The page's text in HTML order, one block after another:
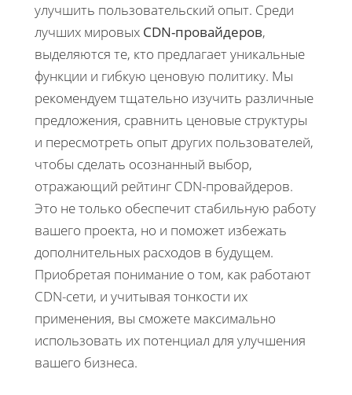
улучшить пользовательский опыт. Среди
лучших мировых CDN-провайдеров,
выделяются те, кто предлагает уникальные
функции и гибкую ценовую политику. Мы
рекомендуем тщательно изучить различные
предложения, сравнить ценовые структуры
и пересмотреть опыт других пользователей,
чтобы сделать осознанный выбор,
отражающий рейтинг CDN-провайдеров.
Это не только обеспечит стабильную работу
вашего проекта, но и поможет избежать
дополнительных расходов в будущем.
Приобретая понимание о том, как работают
CDN-сети, и учитывая тонкости их
применения, вы сможете максимально
использовать их потенциал для улучшения
вашего бизнеса.